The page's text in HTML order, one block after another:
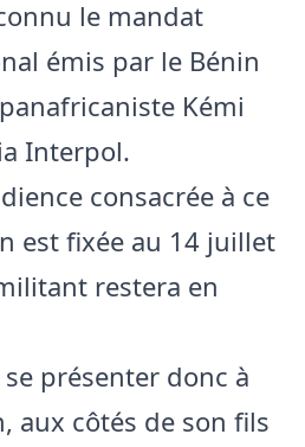
le mandat
émis par le Bénin
Kémi
Interpol.
consacrée à ce
est fixée au 14 juillet
restera en
présenter donc à
aux côtés de son fils